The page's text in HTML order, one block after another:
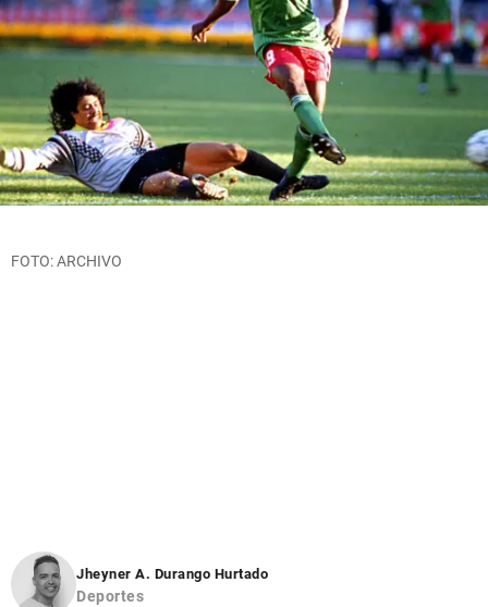
FOTO: ARCHIVO
Jheyner A. Durango Hurtado
Deportes